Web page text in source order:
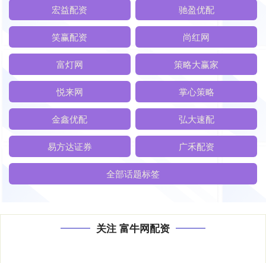
宏益配资 驰盈优配
笑赢配资 尚红网
富灯网 策略大赢家
悦来网 掌心策略
金鑫优配 弘大速配
易方达证券 广禾配资
全部话题标签
关注 富牛网配资